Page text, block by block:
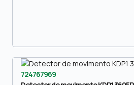
724767969